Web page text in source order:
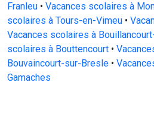
Franleu • Vacances scolaires à
scolaires à Tours-en-Vimeu •
Vacances scolaires à
scolaires à Bouttencourt •
Bouvaincourt-sur-Bresle •
Gamaches